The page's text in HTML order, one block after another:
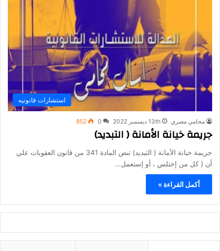
استشارات قانونيه
محامي مصري 13th ديسمبر 2022 0
852
جريمة خيانة الأمانة ( التبديد)
جريمة خيانة الأمانة ( التبديد) تنص المادة 341 من قانون العقوبات علي
أن ( كل من إختلس ، أو إستعمل…
أكمل القراءة »